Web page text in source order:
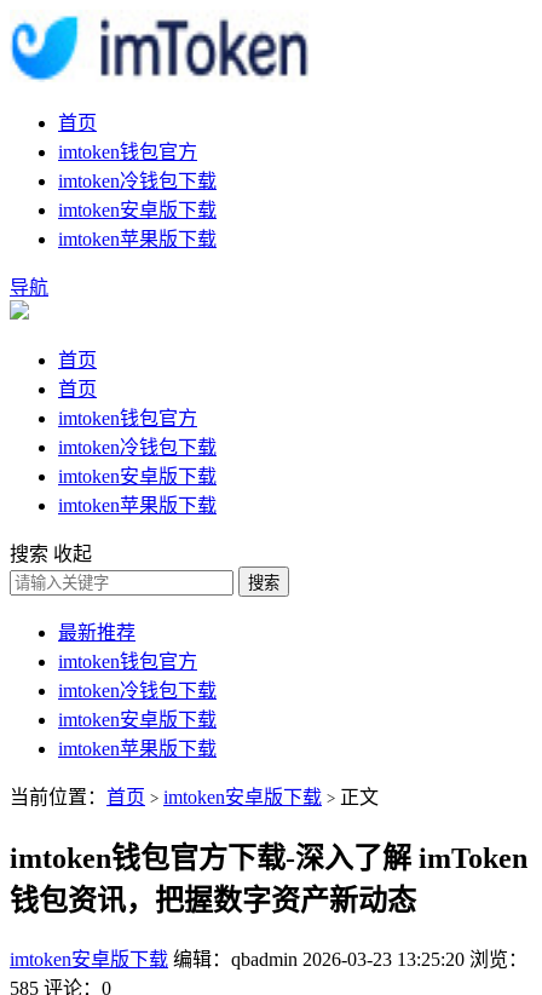
首页
imtoken钱包官方
imtoken冷钱包下载
imtoken安卓版下载
imtoken苹果版下载
导航
首页
首页
imtoken钱包官方
imtoken冷钱包下载
imtoken安卓版下载
imtoken苹果版下载
搜索 收起
搜索
最新推荐
imtoken钱包官方
imtoken冷钱包下载
imtoken安卓版下载
imtoken苹果版下载
当前位置： 首页 > imtoken安卓版下载 > 正文
imtoken钱包官方下载-深入了解 imToken
钱包资讯，把握数字资产新动态
imtoken安卓版下载 编辑：qbadmin 2026-03-23 13:25:20 浏览：
585 评论：0